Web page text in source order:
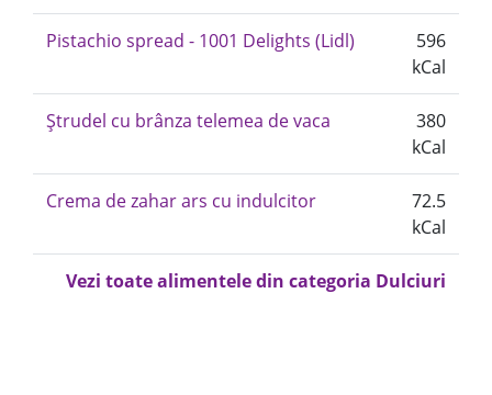
Pistachio spread - 1001 Delights (Lidl)
596
kCal
Ștrudel cu brânza telemea de vaca
380
kCal
Crema de zahar ars cu indulcitor
72.5
kCal
Vezi toate alimentele din categoria Dulciuri